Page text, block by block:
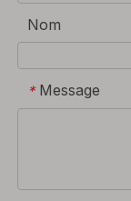
Nom
* Message